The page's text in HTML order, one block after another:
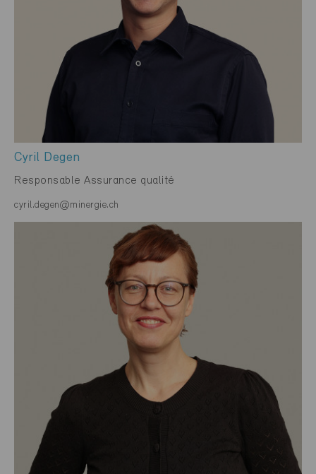
Cyril Degen
Responsable Assurance qualité
cyril.degen@minergie.ch